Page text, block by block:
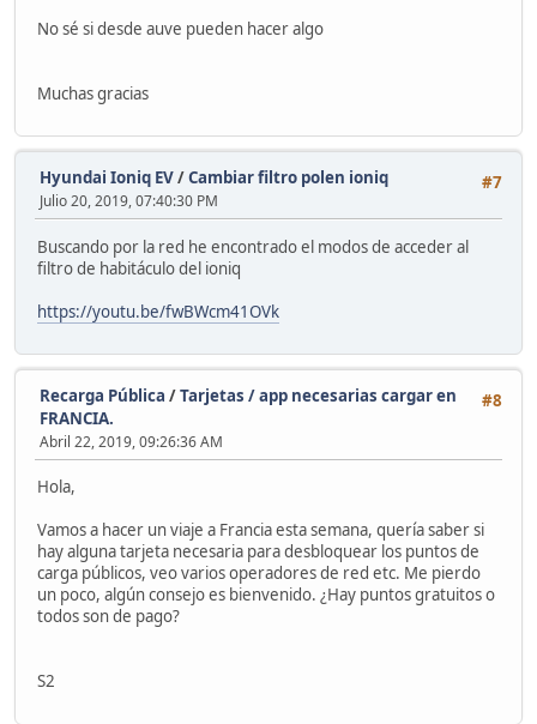
No sé si desde auve pueden hacer algo
Muchas gracias
#7
Hyundai Ioniq EV/Cambiar filtro polen ioniq
Julio 20, 2019, 07:40:30 PM
Buscando por la red he encontrado el modos de acceder al
filtro de habitáculo del ioniq
https://youtu.be/fwBWcm41OVk
#8
Recarga Pública /Tarjetas / app necesarias cargar en
FRANCIA.
Abril 22, 2019, 09:26:36 AM
Hola,
Vamos a hacer un viaje a Francia esta semana, quería saber si
hay alguna tarjeta necesaria para desbloquear los puntos de
carga públicos, veo varios operadores de red etc. Me pierdo
un poco, algún consejo es bienvenido. ¿Hay puntos gratuitos o
todos son de pago?
S2